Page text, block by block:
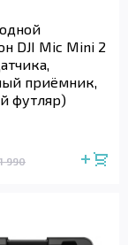
DJI Mic Mini 2
приёмник,
футляр)
990